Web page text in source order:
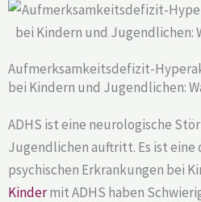
Aufmerksamkeitsdefizit-
bei Kindern und Jugendlichen:
ADHS ist eine neurologische
Jugendlichen auftritt. Es ist eine
psychischen Erkrankungen bei
Kindermit ADHS haben